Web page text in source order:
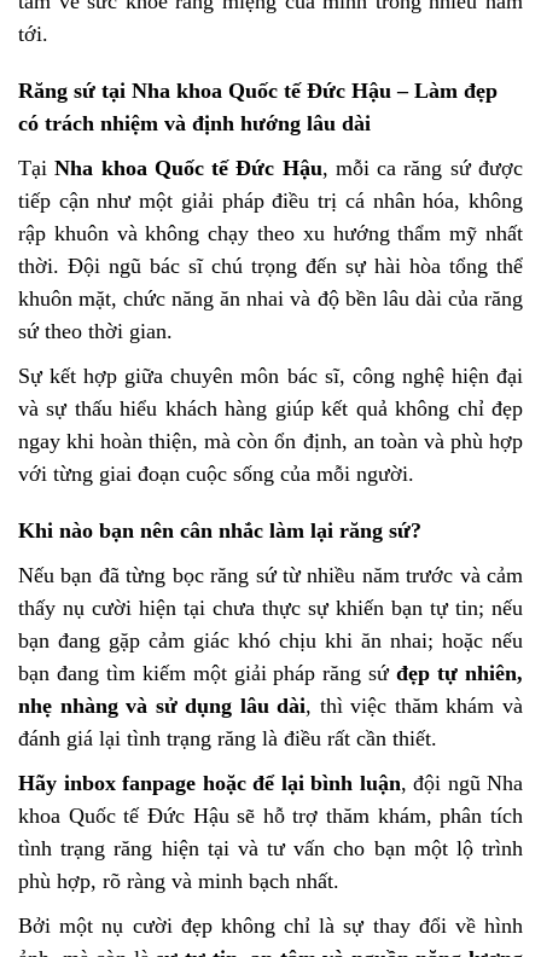
tới.
Răng sứ tại Nha khoa Quốc tế Đức Hậu – Làm đẹp
có trách nhiệm và định hướng lâu dài
TạiNha khoa Quốc tế Đức Hậu, mỗi ca răng sứ được
tiếp cận như một giải pháp điều trị cá nhân hóa, không
rập khuôn và không chạy theo xu hướng thẩm mỹ nhất
thời. Đội ngũ bác sĩ chú trọng đến sự hài hòa tổng thể
khuôn mặt, chức năng ăn nhai và độ bền lâu dài của răng
sứ theo thời gian.
Sự kết hợp giữa chuyên môn bác sĩ, công nghệ hiện đại
và sự thấu hiểu khách hàng giúp kết quả không chỉ đẹp
ngay khi hoàn thiện, mà còn ổn định, an toàn và phù hợp
với từng giai đoạn cuộc sống của mỗi người.
Khi nào bạn nên cân nhắc làm lại răng sứ?
Nếu bạn đã từng bọc răng sứ từ nhiều năm trước và cảm
thấy nụ cười hiện tại chưa thực sự khiến bạn tự tin; nếu
bạn đang gặp cảm giác khó chịu khi ăn nhai; hoặc nếu
bạn đang tìm kiếm một giải pháp răng sứđẹp tự nhiên,
nhẹ nhàng và sử dụng lâu dài, thì việc thăm khám và
đánh giá lại tình trạng răng là điều rất cần thiết.
Hãy inbox fanpage hoặc để lại bình luận, đội ngũ Nha
khoa Quốc tế Đức Hậu sẽ hỗ trợ thăm khám, phân tích
tình trạng răng hiện tại và tư vấn cho bạn một lộ trình
phù hợp, rõ ràng và minh bạch nhất.
Bởi một nụ cười đẹp không chỉ là sự thay đổi về hình